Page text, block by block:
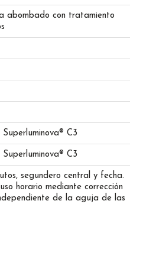
abombado con tratamiento
Superluminova® C3
Superluminova® C3
segundero central y fecha.
horario mediante corrección
de la aguja de las